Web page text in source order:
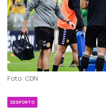
Foto: CDN
DESPORTO